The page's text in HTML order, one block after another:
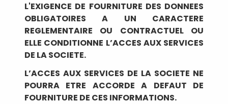
L'EXIGENCE DE FOURNITURE DES DONNEES
OBLIGATOIRES A UN CARACTERE
REGLEMENTAIRE OU CONTRACTUEL OU
ELLE CONDITIONNE L’ACCES AUX SERVICES
DE LA SOCIETE.
L’ACCES AUX SERVICES DE LA SOCIETE NE
POURRA ETRE ACCORDE A DEFAUT DE
FOURNITURE DE CES INFORMATIONS.